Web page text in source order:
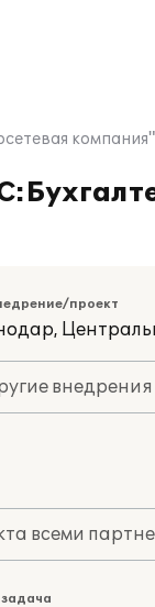
компания"
проект
всеми